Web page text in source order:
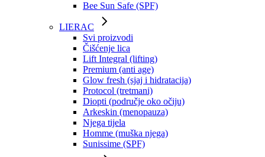
Bee Sun Safe (SPF)
LIERAC
Svi proizvodi
Čišćenje lica
Lift Integral (lifting)
Premium (anti age)
Glow fresh (sjaj i hidratacija)
Protocol (tretmani)
Diopti (područje oko očiju)
Arkeskin (menopauza)
Njega tijela
Homme (muška njega)
Sunissime (SPF)